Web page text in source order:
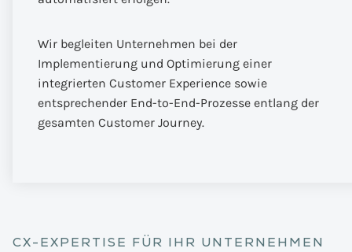
Wir begleiten Unternehmen bei der
Implementierung und Optimierung einer
integrierten Customer Experience sowie
entsprechender End-to-End-Prozesse entlang der
gesamten Customer Journey.
CX-EXPERTISE FÜR IHR UNTERNEHMEN